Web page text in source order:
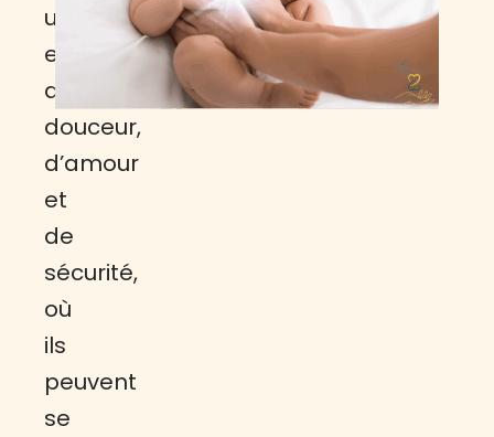
un
espace
de
douceur,
d’amour
et
de
sécurité,
où
ils
peuvent
se